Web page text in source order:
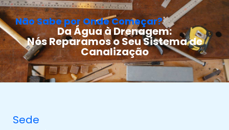
Não Sabe por Onde Começar?
Da Água à Drenagem:
Nós Reparamos o Seu Sistema de
Canalização
Sede